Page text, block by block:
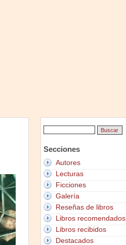
Secciones
Autores
Lecturas
Ficciones
Galería
Reseñas de libros
Libros recomendados
Libros recibidos
Destacados